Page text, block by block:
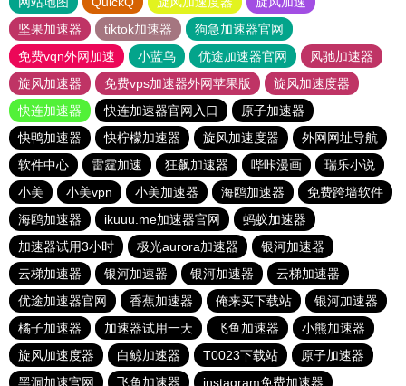
坚果加速器
tiktok加速器
狗急加速器官网
免费vqn外网加速
小蓝鸟 优途加速器官网
风驰加速器
旋风加速器
免费vps加速器外网苹果版
旋风加速度器
快连加速器
快连加速器官网入口
原子加速器
快鸭加速器
快柠檬加速器 旋风加速度器
外网网址导航
软件中心
雷霆加速 狂飙加速器 哔咔漫画
瑞乐小说
小美
小美vpn 小美加速器 海鸥加速器
免费跨墙软件
海鸥加速器
ikuuu.me加速器官网
蚂蚁加速器
加速器试用3小时
极光aurora加速器
银河加速器
云梯加速器
银河加速器 银河加速器
云梯加速器
优途加速器官网
香蕉加速器 俺来买下载站
银河加速器
橘子加速器
加速器试用一天 飞鱼加速器
小熊加速器
旋风加速度器
白鲸加速器 T0023下载站
原子加速器
黑洞加速官网
飞鱼加速器 instagram免费加速器